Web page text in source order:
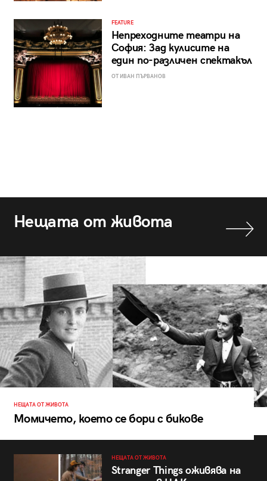
FEATURE
Непреходните театри на
София: Зад кулисите на
един по-различен спектакъл
ОТ ИВАН ПЪРВАНОВ
Нещата от живота
НЕЩАТА ОТ ЖИВОТА
Момичето, което се бори с бикове
НЕЩАТА ОТ ЖИВОТА
Stranger Things оживява на